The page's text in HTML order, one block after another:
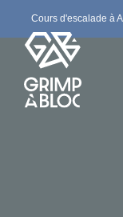
Cours d'escalade à